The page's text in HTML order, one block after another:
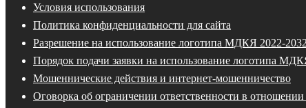
Условия использования
Политика конфиденциальности для сайта
Разрешение на использование логотипа МДКЯ 2022-2032
Порядок подачи заявки на использование логотипа
Мошеннические действия и интернет-мошенничество
Оговорка об ограничении ответственности в